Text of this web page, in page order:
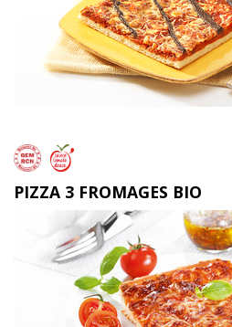
PIZZA 3 FROMAGES BIO